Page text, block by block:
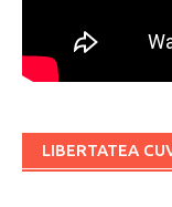
LIBERTATEA